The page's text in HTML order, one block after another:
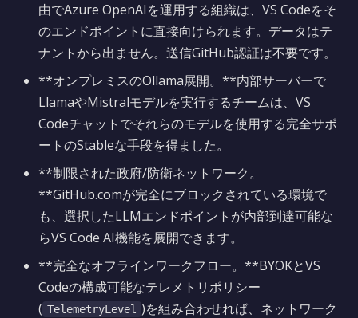
由でAzure OpenAIを運用する組織は、VS Codeをそ
のエンドポイントに直接向けられます。データはテ
ナントから出ません。送信GitHub認証は不要です。
**オンプレミスのOllama展開。**内部サーバーで
LlamaやMistralモデルを実行するチームは、VS
Codeチャットでそれらのモデルを使用する完全サポ
ートのStableな手段を得ました。
**制限された政府/防衛ネットワーク。
**GitHub.comが完全にブロックされている環境で
も、選択したLLMエンドポイントが内部到達可能な
らVS Code AI機能を展開できます。
**完全なオフラインワークフロー。**BYOKとVS
Codeの構成可能なテレメトリポリシー
( TelemetryLevel )を組み合わせれば、ネットワーク